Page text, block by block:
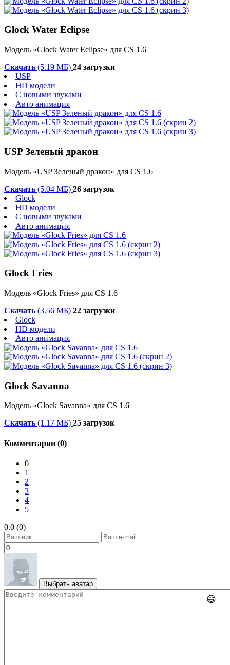
Glock Water Eclipse
Модель «Glock Water Eclipse» для CS 1.6
Скачать (5.19 МБ) 24 загрузки
USP
HD модели
С новыми звуками
Авто анимация
USP Зеленый дракон
Модель «USP Зеленый дракон» для CS 1.6
Скачать (5.04 МБ) 26 загрузок
Glock
HD модели
С новыми звуками
Авто анимация
Glock Fries
Модель «Glock Fries» для CS 1.6
Скачать (3.56 МБ) 22 загрузки
Glock
HD модели
Авто анимация
Glock Savanna
Модель «Glock Savanna» для CS 1.6
Скачать (1.17 МБ) 25 загрузок
Комментарии (0)
0
1
2
3
4
5
0.0 (0)
Выбрать аватар
😄